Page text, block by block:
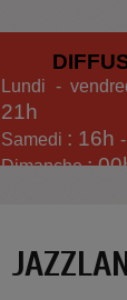
Lundi -
21h
Samedi : 16h -
Dimanche: